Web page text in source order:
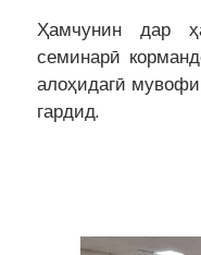
Ҳамчунин дар
семинарӣ
алоҳидагӣ
гардид.